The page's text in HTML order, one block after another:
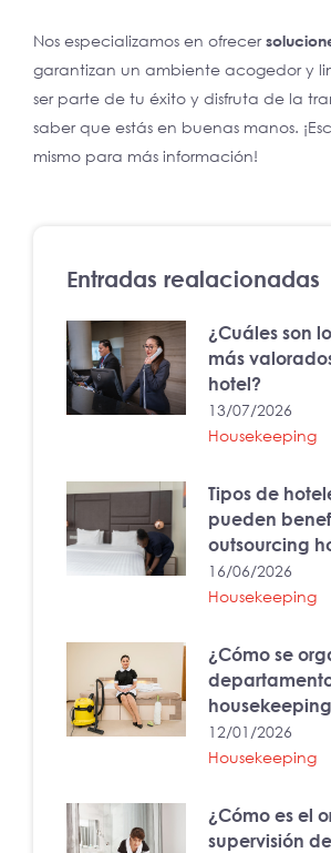
Nos especializamos en ofrecer
garantizan un ambiente acogedor y
ser parte de tu éxito y disfruta de la
saber que estás en buenas manos.
mismo para más información!
Entradas realacionadas
¿Cuáles son
más
hotel?
13/07/2026
Housekeeping
Tipos de
pueden
outsourcing
16/06/2026
Housekeeping
¿Cómo se
12/01/2026
Housekeeping
¿Cómo es el
supervisión